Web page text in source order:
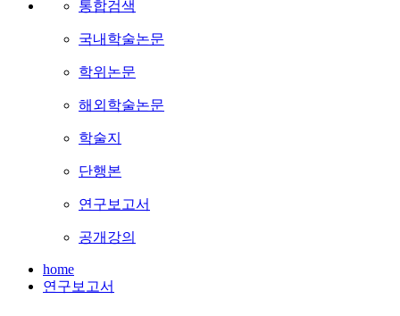
통합검색
국내학술논문
학위논문
해외학술논문
학술지
단행본
연구보고서
공개강의
home
연구보고서